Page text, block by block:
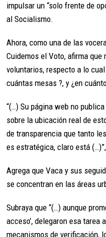
impulsar un “solo frente de
al Socialismo.
Ahora, como una de las
Cuidemos el Voto, afirma
voluntarios, respecto a lo
cuántas mesas ?, y ¿en
“(…) Su página web no
sobre la ubicación real de
de transparencia que tanto
es estratégica, claro está
Agrega que Vaca y sus
se concentran en las áreas
Subraya que “(…) aunque
acceso’, delegaron esa tarea
mecanismos de verificación,